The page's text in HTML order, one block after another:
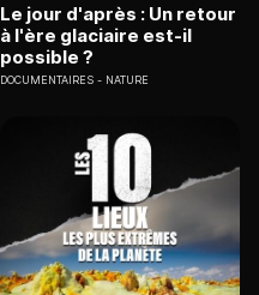
Le jour d'après : Un retour
à l'ère glaciaire est-il
possible ?
DOCUMENTAIRES NATURE